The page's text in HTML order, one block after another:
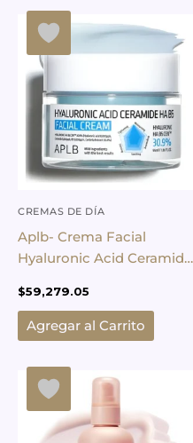
CREMAS DE DÍA
Aplb- Crema Facial
Hyaluronic Acid Ceramide
$59,279.05
Agregar al Carrito